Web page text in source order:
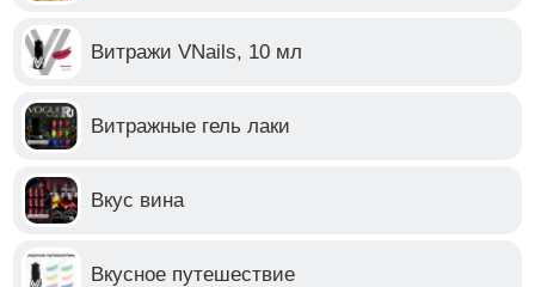
Витражи VNails, 10 мл
Витражные гель лаки
Вкус вина
Вкусное путешествие